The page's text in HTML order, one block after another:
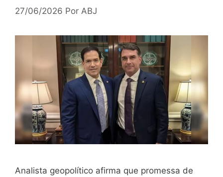
27/06/2026 Por ABJ
Analista geopolítico afirma que promessa de